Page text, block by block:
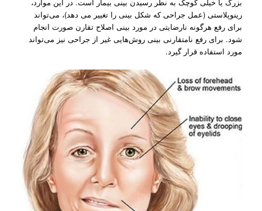
رینوپلاستی (عمل جراحی که شکل بینی را تغییر می دهد)، می‌تواند
برای رفع هرگونه نارضایتی در مورد بینی اصلاح تقارن صورت انجام
شود. برای رفع نامتقارنی بینی روش‌هایی غیر از جراحی نیز می‌تواند
مورد استفاده قرار گیرد.